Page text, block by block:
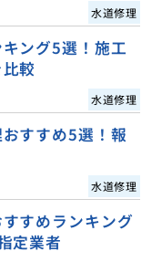
水道修理
ング5選！施工
較
水道修理
すすめ5選！報
水道修理
すめランキング
定業者